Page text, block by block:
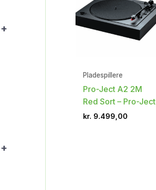
+
+
Pladespillere
Pro-Ject A2 2M
Red Sort – Pro-Ject
kr. 9.499,00